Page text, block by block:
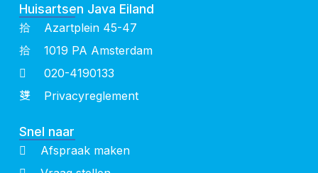
Huisartsen Java Eiland
Azartplein 45-47
1019 PA Amsterdam
020-4190133
Privacyreglement
Snel naar
Afspraak maken